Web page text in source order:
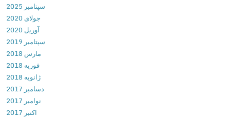
M
u
s
i
c
P
l
a
y
سپتامبر 2025
جولای 2020
آوریل 2020
سپتامبر 2019
مارس 2018
فوریه 2018
ژانویه 2018
دسامبر 2017
نوامبر 2017